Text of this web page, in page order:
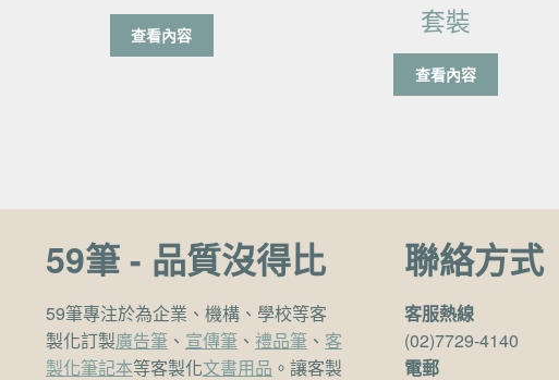
查看內容
套裝
查看內容
59筆 - 品質沒得比
59筆專注於為企業、機構、學校等客
製化訂製廣告筆、 宣傳筆、 禮品筆、 客
製化筆記本等客製化文書用品 。讓客製
聯絡方式
客服熱線
(02)7729-4140
電郵